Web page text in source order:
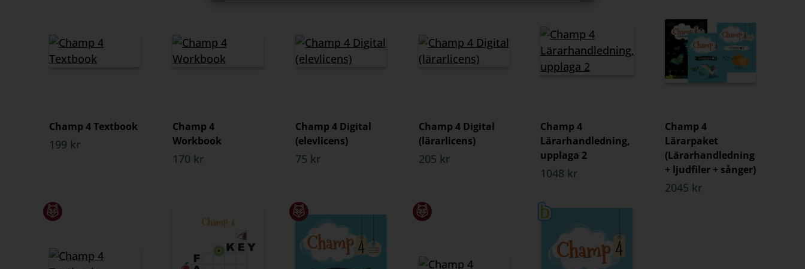
Champ 4 Textbook
199 kr
Champ 4
Workbook
170 kr
Champ 4 Digital
(elevlicens)
75 kr
Champ 4 Digital
(lärarlicens)
205 kr
Champ 4
Lärarhandledning,
upplaga 2
1048 kr
Champ 4
Lärarpaket
(Lärarhandledning
+ ljudfiler + sånger)
2045 kr